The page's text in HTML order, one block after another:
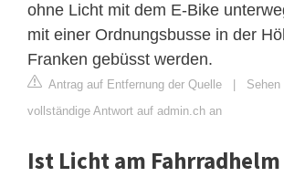
ohne Licht mit dem E-Bike
mit einer Ordnungsbusse in der
Franken gebüsst werden.
Antrag auf Entfernung der Quelle
vollständige Antwort auf admin.ch an
Ist Licht am